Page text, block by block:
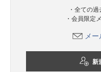
・全ての
・会員限定
メ
新